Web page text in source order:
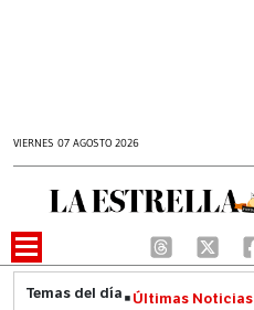
VIERNES 07 AGOSTO 2026
Últimas Noticias